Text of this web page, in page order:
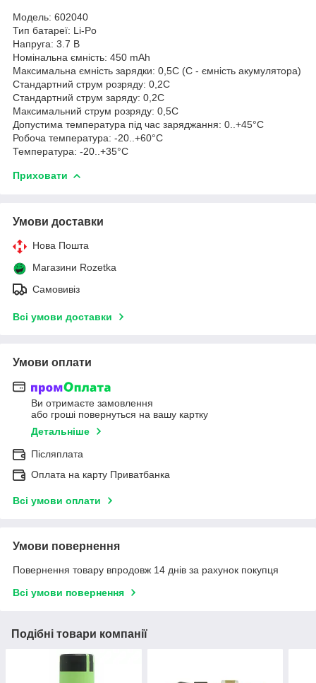
Модель: 602040
Тип батареї: Li-Po
Напруга: 3.7 В
Номінальна ємність: 450 mAh
Максимальна ємність зарядки: 0,5С (С - ємність акумулятора)
Стандартний струм розряду: 0,2С
Стандартний струм заряду: 0,2С
Максимальний струм розряду: 0,5С
Допустима температура під час заряджання: 0..+45°C
Робоча температура: -20..+60°C
Температура: -20..+35°C
Приховати
Умови доставки
Нова Пошта
Магазини Rozetka
Самовивіз
Всі умови доставки
Умови оплати
Ви отримаєте замовлення
або гроші повернуться на вашу картку
Детальніше
Післяплата
Оплата на карту Приватбанка
Всі умови оплати
Умови повернення
Повернення товару впродовж 14 днів за рахунок покупця
Всі умови повернення
Подібні товари компанії